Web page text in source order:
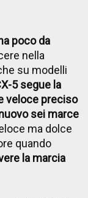
poco da
nella
su modelli
5 segue la
veloce preciso
sei marce
ma dolce
quando
la marcia